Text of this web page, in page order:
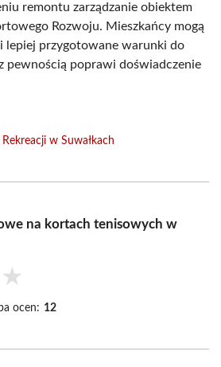
remontu zarządzanie obiektem
Rozwoju. Mieszkańcy mogą
lepiej przygotowane warunki do
pewnością poprawi doświadczenie
w Suwałkach
na kortach tenisowych w
★
ocen: 12